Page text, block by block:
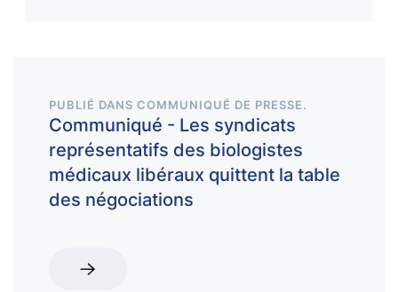
PUBLIÉ DANS COMMUNIQUÉ DE PRESSE.
Communiqué - Les syndicats
représentatifs des biologistes
médicaux libéraux quittent la table
des négociations